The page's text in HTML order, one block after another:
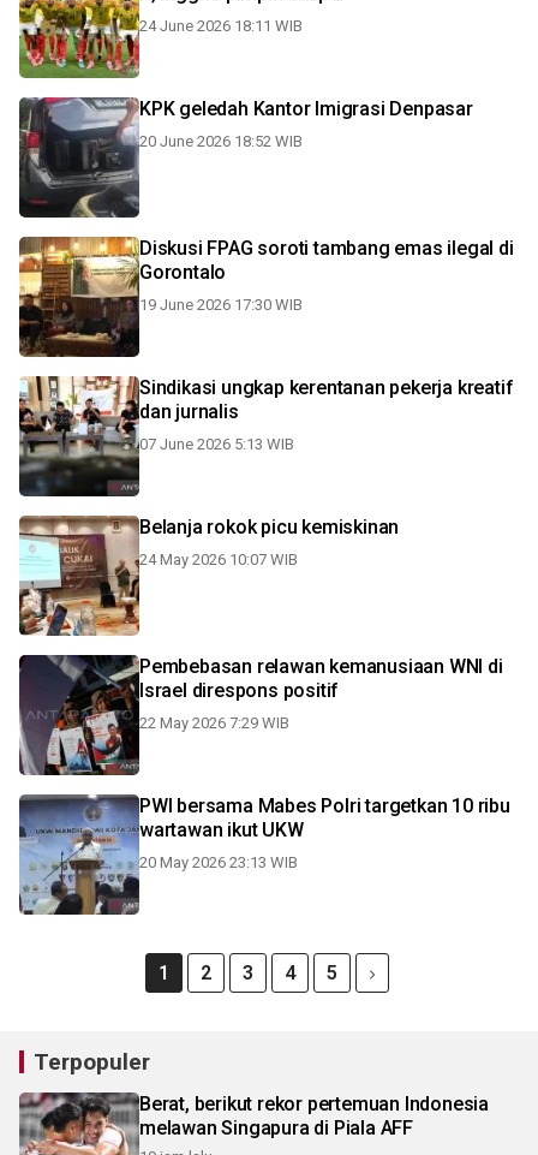
24 June 2026 18:11 WIB
KPK geledah Kantor Imigrasi Denpasar
20 June 2026 18:52 WIB
Diskusi FPAG soroti tambang emas ilegal di
Gorontalo
19 June 2026 17:30 WIB
Sindikasi ungkap kerentanan pekerja kreatif
dan jurnalis
07 June 2026 5:13 WIB
Belanja rokok picu kemiskinan
24 May 2026 10:07 WIB
Pembebasan relawan kemanusiaan WNI di
Israel direspons positif
22 May 2026 7:29 WIB
PWI bersama Mabes Polri targetkan 10 ribu
wartawan ikut UKW
20 May 2026 23:13 WIB
1 2 3 4 5
Terpopuler
Berat, berikut rekor pertemuan Indonesia
melawan Singapura di Piala AFF